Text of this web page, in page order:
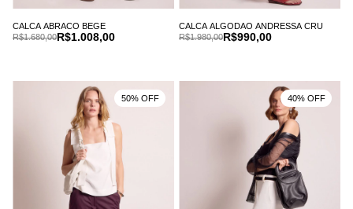
CALCA ABRACO BEGE
R$1.008,00
R$1.680,00
CALCA ALGODAO ANDRESSA CRU
R$990,00
R$1.980,00
50% OFF 40% OFF